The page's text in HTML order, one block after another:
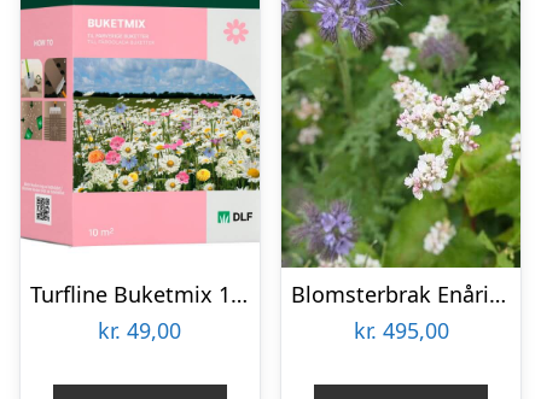
Turfline Buketmix 10 m2
kr. 49,00
Blomsterbrak Enårig 10 kg
kr. 495,00